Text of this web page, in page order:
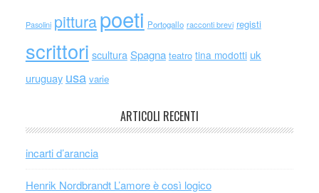
Pasolini pitturapoeti Portogallo racconti brevi registi
scrittori scultura Spagna teatro tina modotti uk
uruguay usa varie
ARTICOLI RECENTI
incarti d’arancia
Henrik Nordbrandt L’amore è così logico